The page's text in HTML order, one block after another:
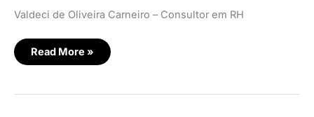
Valdeci de Oliveira Carneiro – Consultor em RH
mercado,
comunidade
com
os
colaboradores.”
Read More »